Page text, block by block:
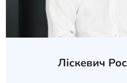
Ліскевич